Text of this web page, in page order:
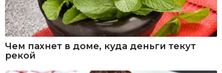
Чем пахнет в доме, куда деньги текут
рекой